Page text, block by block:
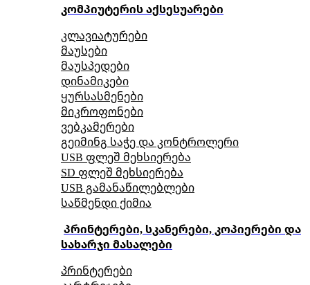
კომპიუტერის აქსესუარები
კლავიატურები
მაუსები
მაუსპედები
დინამიკები
ყურსასმენები
მიკროფონები
ვებკამერები
გეიმინგ საჭე და კონტროლერი
USB ფლეშ მეხსიერება
SD ფლეშ მეხსიერება
USB გამანაწილებლები
საწმენდი ქიმია
პრინტერები, სკანერები, კოპიერები და
სახარჯი მასალები
პრინტერები